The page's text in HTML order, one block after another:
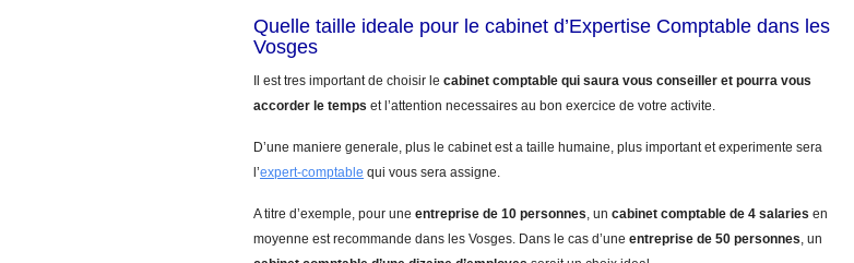
Quelle taille ideale pour le cabinet d’Expertise Comptable dans les
Vosges
Il est tres important de choisir le cabinet comptable qui saura vous conseiller et pourra vous
accorder le temps et l’attention necessaires au bon exercice de votre activite.
D’une maniere generale, plus le cabinet est a taille humaine, plus important et experimente sera
l’expert-comptable qui vous sera assigne.
A titre d’exemple, pour une entreprise de 10 personnes, un cabinet comptable de 4 salaries en
moyenne est recommande dans les Vosges. Dans le cas d’une entreprise de 50 personnes, un